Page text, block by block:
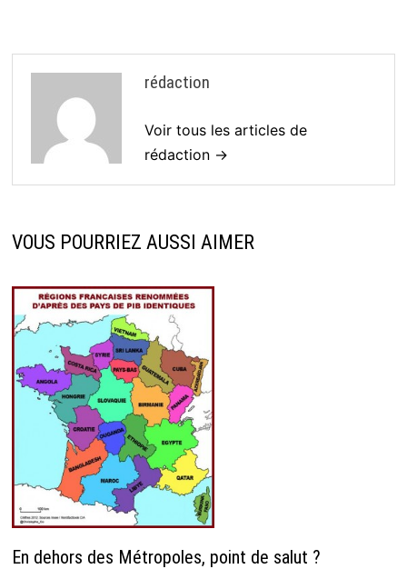
rédaction
Voir tous les articles de
rédaction →
VOUS POURRIEZ AUSSI AIMER
En dehors des Métropoles, point de salut ?